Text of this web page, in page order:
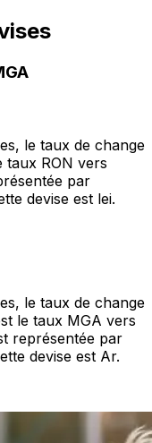
le taux de change
taux RON vers
par
devise est lei.
le taux de change
le taux MGA vers
représentée par
devise est Ar.